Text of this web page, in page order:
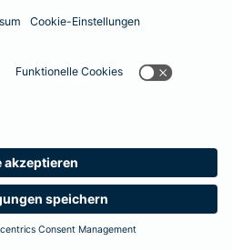
Produkte
Barmenia
interessieren